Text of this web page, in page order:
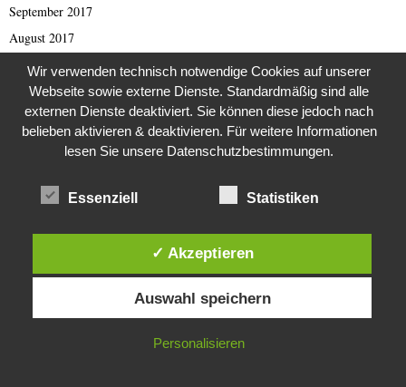
September 2017
August 2017
Juli 2017
Juni 2017
Mai 2017
Februar 2017
Oktober 2016
Diese Website verwendet Cookies. Durch die weitere Nutzung dieser
Website stimmst du der Verwendung von Cookies zu.
IN ORDNUNG
Wir verwenden technisch notwendige Cookies auf unserer
Webseite sowie externe Dienste. Standardmäßig sind alle
externen Dienste deaktiviert. Sie können diese jedoch nach
belieben aktivieren & deaktivieren. Für weitere Informationen
lesen Sie unsere Datenschutzbestimmungen.
Essenziell Statistiken
✓ Akzeptieren
Auswahl speichern
Personalisieren